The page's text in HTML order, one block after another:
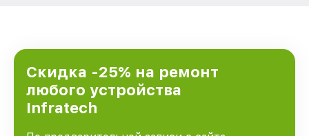
Скидка -25% на ремонт
любого устройства
Infratech